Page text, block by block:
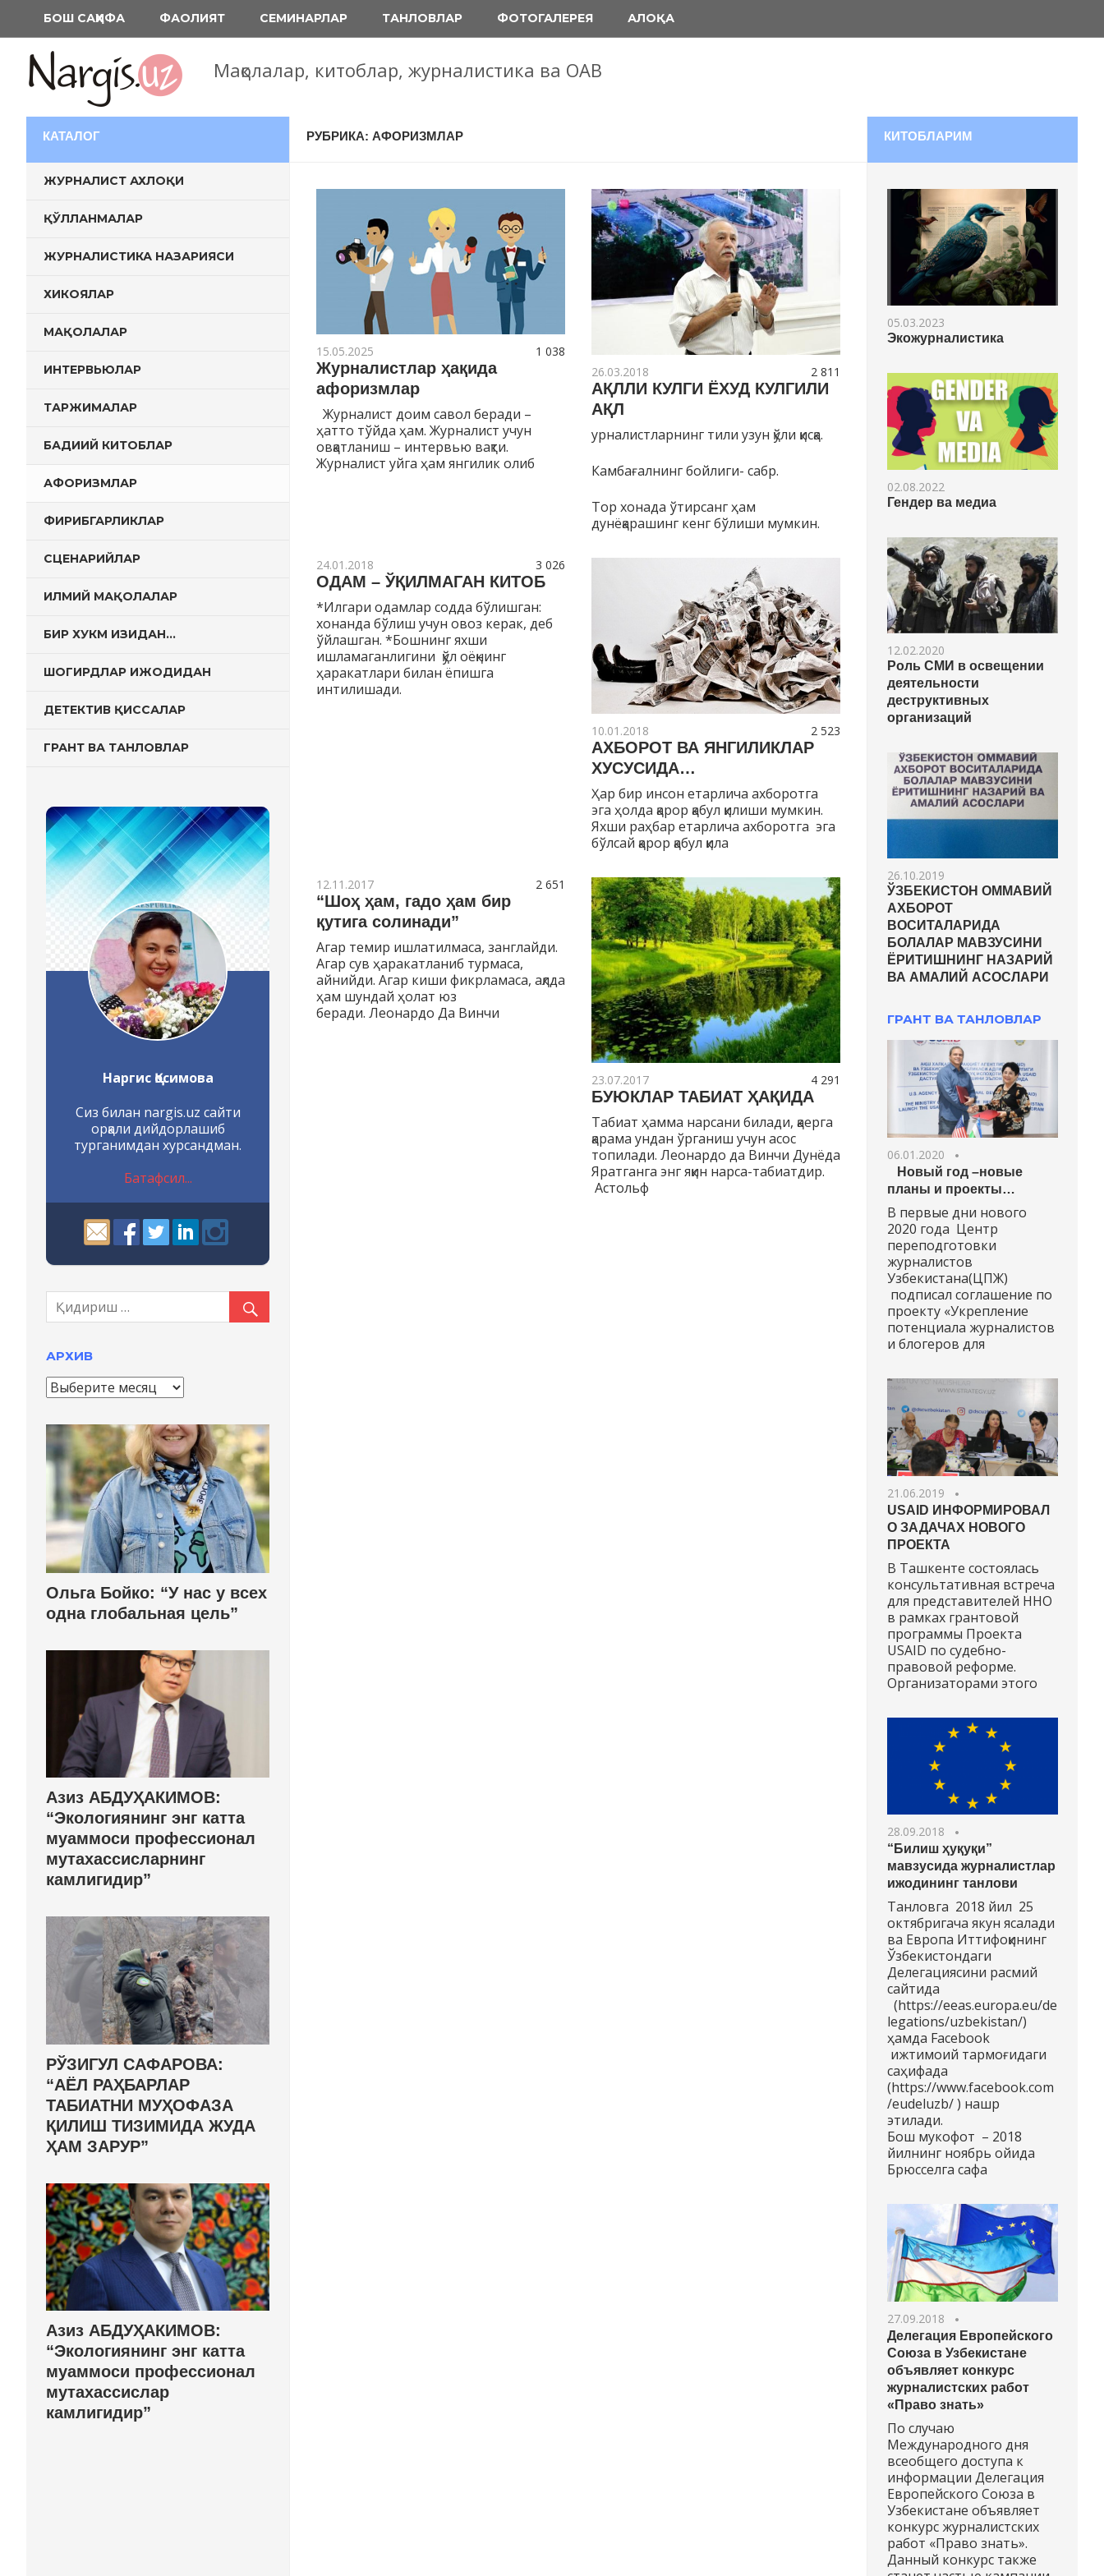
содержимому
БОШ САҲИФА ФАОЛИЯТ СЕМИНАРЛАР ТАНЛОВЛАР ФОТОГАЛЕРЕЯ АЛОҚА
Мақолалар, китоблар, журналистика ва ОАВ
РУБРИКА: АФОРИЗМЛАР
1 038
15.05.2025
Журналистлар ҳақида
афоризмлар
Журналист доим савол беради –
ҳатто тўйда ҳам. Журналист учун
овқатланиш – интервью вақти.
Журналист уйга ҳам янгилик олиб
2 811
26.03.2018
АҚЛЛИ КУЛГИ ЁХУД КУЛГИЛИ
АҚЛ
урналистларнинг тили узун қўли қисқа.
Камбағалнинг бойлиги- сабр.
Тор хонада ўтирсанг ҳам
дунёқарашинг кенг бўлиши мумкин.
3 026
24.01.2018
ОДАМ – ЎҚИЛМАГАН КИТОБ
*Илгари одамлар содда бўлишган:
хонанда бўлиш учун овоз керак, деб
ўйлашган. *Бошнинг яхши
ишламаганлигини қўл оёқнинг
ҳаракатлари билан ёпишга
интилишади.
2 523
10.01.2018
АХБОРОТ ВА ЯНГИЛИКЛАР
ХУСУСИДА…
Ҳар бир инсон етарлича ахборотга
эга ҳолда қарор қабул қилиши мумкин.
Яхши раҳбар етарлича ахборотга эга
бўлсай қарор қабул қила
2 651
12.11.2017
“Шоҳ ҳам, гадо ҳам бир
қутига солинади”
Агар темир ишлатилмаса, занглайди.
Агар сув ҳаракатланиб турмаса,
айнийди. Агар киши фикрламаса, ақлда
ҳам шундай ҳолат юз
беради. Леонардо Да Винчи
4 291
23.07.2017
БУЮКЛАР ТАБИАТ ҲАҚИДА
Табиат ҳамма нарсани билади, қаерга
қарама ундан ўрганиш учун асос
топилади. Леонардо да Винчи Дунёда
Яратганга энг яқин нарса-табиатдир.
Астольф
КАТАЛОГ
ЖУРНАЛИСТ АХЛОҚИ
ҚЎЛЛАНМАЛАР
ЖУРНАЛИСТИКА НАЗАРИЯСИ
ХИКОЯЛАР
МАҚОЛАЛАР
ИНТЕРВЬЮЛАР
ТАРЖИМАЛАР
БАДИИЙ КИТОБЛАР
АФОРИЗМЛАР
ФИРИБГАРЛИКЛАР
СЦЕНАРИЙЛАР
ИЛМИЙ МАҚОЛАЛАР
БИР ХУКМ ИЗИДАН…
ШОГИРДЛАР ИЖОДИДАН
ДЕТЕКТИВ ҚИССАЛАР
ГРАНТ ВА ТАНЛОВЛАР
Наргис Қосимова
Сиз билан nargis.uz сайти
орқали дийдорлашиб
турганимдан хурсандман.
Батафсил...
АРХИВ
А
р
и
в
Ольга Бойко: “У нас у всех
одна глобальная цель”
Азиз АБДУҲАКИМОВ:
“Экологиянинг энг катта
муаммоси профессионал
мутахассисларнинг
камлигидир”
РЎЗИГУЛ САФАРОВА:
“АЁЛ РАҲБАРЛАР
ТАБИАТНИ МУҲОФАЗА
ҚИЛИШ ТИЗИМИДА ЖУДА
ҲАМ ЗАРУР”
Азиз АБДУҲАКИМОВ:
“Экологиянинг энг катта
муаммоси профессионал
мутахассислар
камлигидир”
КИТОБЛАРИМ
05.03.2023
Экожурналистика
02.08.2022
Гендер ва медиа
12.02.2020
Роль СМИ в освещении
деятельности
деструктивных
организаций
26.10.2019
ЎЗБЕКИСТОН ОММАВИЙ
АХБОРОТ
ВОСИТАЛАРИДА
БОЛАЛАР МАВЗУСИНИ
ЁРИТИШНИНГ НАЗАРИЙ
ВА АМАЛИЙ АСОСЛАРИ
ГРАНТ ВА ТАНЛОВЛАР
06.01.2020
Новый год –новые
планы и проекты…
В первые дни нового
2020 года Центр
переподготовки
журналистов
Узбекистана(ЦПЖ)
подписал соглашение по
проекту «Укрепление
потенциала журналистов
и блогеров для
21.06.2019
USAID ИНФОРМИРОВАЛ
О ЗАДАЧАХ НОВОГО
ПРОЕКТА
В Ташкенте состоялась
консультативная встреча
для представителей ННО
в рамках грантовой
программы Проекта
USAID по судебно-
правовой реформе.
Организаторами этого
28.09.2018
“Билиш ҳуқуқи”
мавзусида журналистлар
ижодининг танлови
Танловга 2018 йил 25
октябригача якун ясалади
ва Европа Иттифоқининг
Ўзбекистондаги
Делегациясини расмий
сайтида
(https://eeas.europa.eu/de
legations/uzbekistan/)
ҳамда Facebook
ижтимоий тармоғидаги
саҳифада
(https://www.facebook.com
/eudeluzb/ ) нашр
этилади.
Бош мукофот – 2018
йилнинг ноябрь ойида
Брюсселга сафа
27.09.2018
Делегация Европейского
Союза в Узбекистане
объявляет конкурс
журналистских работ
«Право знать»
По случаю
Международного дня
всеобщего доступа к
информации Делегация
Европейского Союза в
Узбекистане объявляет
конкурс журналистских
работ «Право знать».
Данный конкурс также